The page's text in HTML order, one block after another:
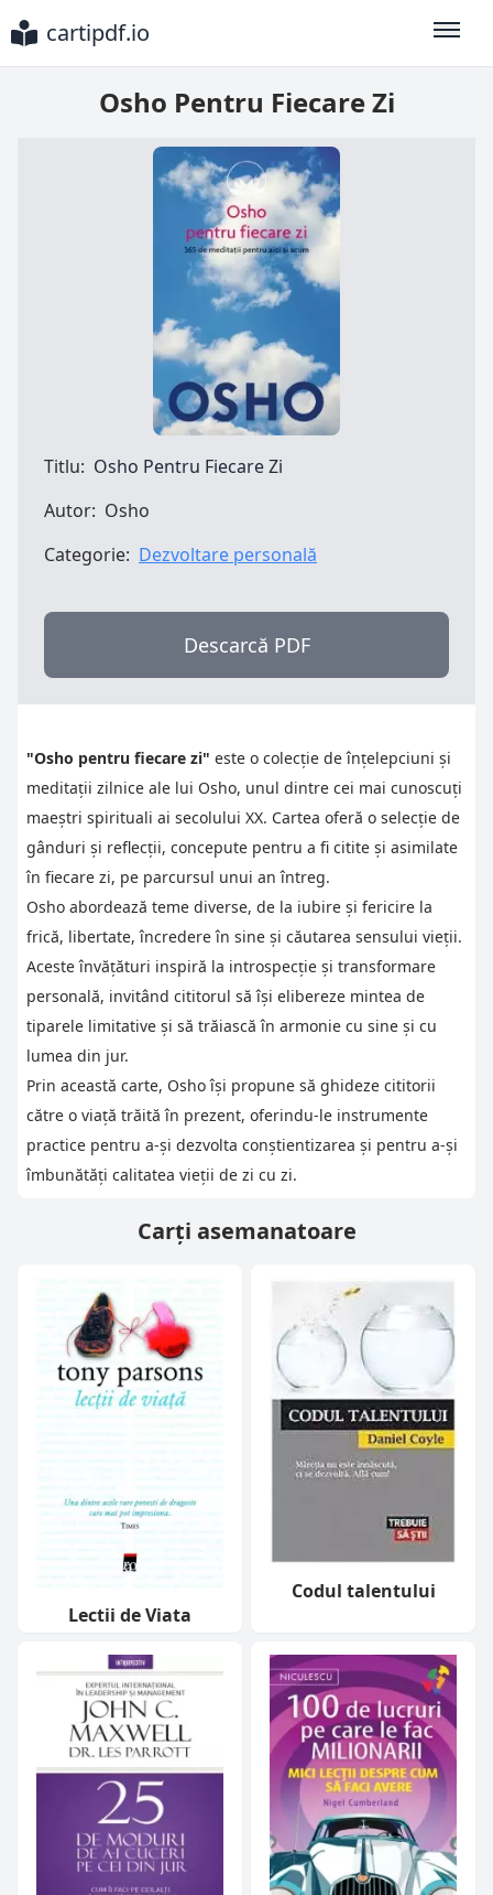
cartipdf.io
Osho Pentru Fiecare Zi
Titlu: Osho Pentru Fiecare Zi
Autor: Osho
Categorie: Dezvoltare personală
Descarcă PDF
"Osho pentru fiecare zi" este o colecție de înțelepciuni și
meditații zilnice ale lui Osho, unul dintre cei mai cunoscuți
maeștri spirituali ai secolului XX. Cartea oferă o selecție de
gânduri și reflecții, concepute pentru a fi citite și asimilate
în fiecare zi, pe parcursul unui an întreg.
Osho abordează teme diverse, de la iubire și fericire la
frică, libertate, încredere în sine și căutarea sensului vieții.
Aceste învățături inspiră la introspecție și transformare
personală, invitând cititorul să își elibereze mintea de
tiparele limitative și să trăiască în armonie cu sine și cu
lumea din jur.
Prin această carte, Osho își propune să ghideze cititorii
către o viață trăită în prezent, oferindu-le instrumente
practice pentru a-și dezvolta conștientizarea și pentru a-și
îmbunătăți calitatea vieții de zi cu zi.
Carți asemanatoare
Lectii de Viata
Codul talentului